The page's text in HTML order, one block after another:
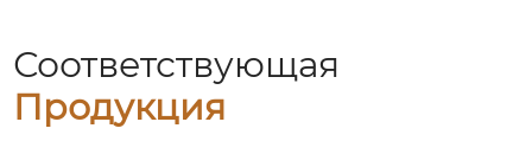
Соответствующая
Продукция